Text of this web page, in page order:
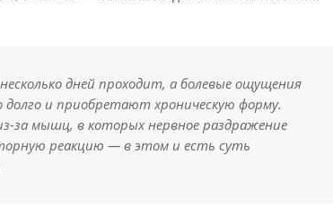
дней проходит, а болевые ощущения
и приобретают хроническую форму.
за мышц, в которых нервное раздражение
реакцию — в этом и есть суть